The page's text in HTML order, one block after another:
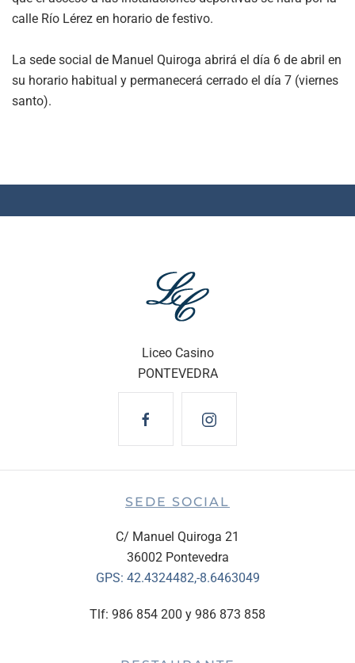
calle Río Lérez en horario de festivo.
La sede social de Manuel Quiroga abrirá el día 6 de abril en
su horario habitual y permanecerá cerrado el día 7 (viernes
santo).
Liceo Casino
PONTEVEDRA
SEDE SOCIAL
C/ Manuel Quiroga 21
36002 Pontevedra
GPS: 42.4324482,-8.6463049
Tlf: 986 854 200 y 986 873 858